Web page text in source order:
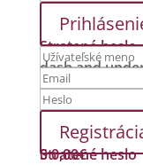
Stratené heslo
dash and
Stratené heslo
00,00€